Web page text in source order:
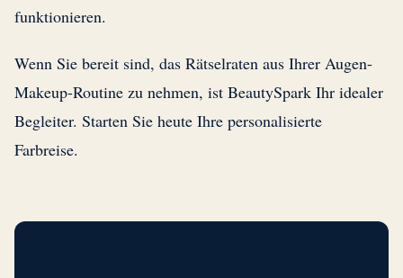
funktionieren.
Wenn Sie bereit sind, das Rätselraten aus Ihrer Augen-
Makeup-Routine zu nehmen, ist BeautySpark Ihr idealer
Begleiter. Starten Sie heute Ihre personalisierte
Farbreise.